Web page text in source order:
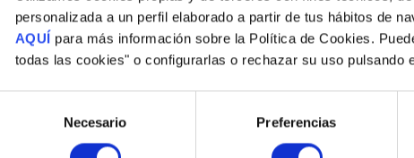
personalizada a un perfil elaborado a partir de tus hábitos de
AQUÍ para más información sobre la Política de Cookies.
todas las cookies" o configurarlas o rechazar su uso pulsando
consentimiento
Necesario Preferencias